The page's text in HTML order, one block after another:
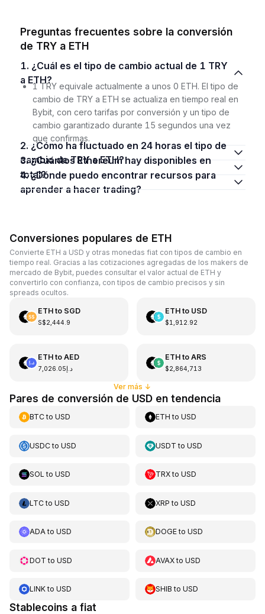
Preguntas frecuentes sobre la conversión
de TRY a ETH
1. ¿Cuál es el tipo de cambio actual de 1 TRY
a ETH?
1 TRY equivale actualmente a unos 0 ETH. El tipo de
cambio de TRY a ETH se actualiza en tiempo real en
Bybit, con cero tarifas por conversión y un tipo de
cambio garantizado durante 15 segundos una vez
que confirmas.
2. ¿Cómo ha fluctuado en 24 horas el tipo de
cambio de TRY a ETH?
3. ¿Cuántos Ethereum hay disponibles en
total?
4. ¿Dónde puedo encontrar recursos para
aprender a hacer trading?
Conversiones populares de ETH
Convierte ETH a USD y otras monedas fiat con tipos de cambio en
tiempo real. Gracias a las cotizaciones agregadas de los makers de
mercado de Bybit, puedes consultar el valor actual de ETH y
convertirlo con confianza, con tipos de cambio precisos y sin
spreads ocultos.
ETHto SGD
S$2,444.9
ETHto USD
$1,912.92
ETHto AED
د.إ7,026.05
ETHto ARS
$2,864,713
Ver más ↓
Pares de conversión de USD en tendencia
BTCto USD ETH toUSD
USDCto USD USDT toUSD
SOL to USD TRXtoUSD
LTCto USD XRP toUSD
ADAto USD DOGEtoUSD
DOT to USD AVAXtoUSD
LINKto USD SHIB toUSD
Stablecoins a fiat